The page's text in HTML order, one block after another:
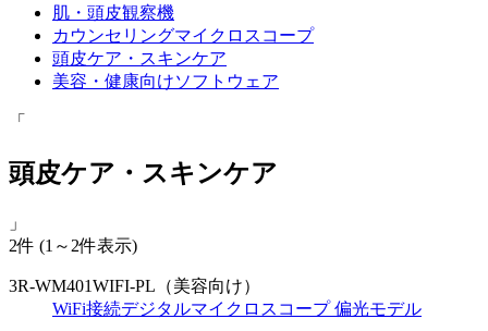
肌・頭皮観察機
カウンセリングマイクロスコープ
頭皮ケア・スキンケア
美容・健康向けソフトウェア
「
頭皮ケア・スキンケア
」
2件 (1～2件表示)
3R-WM401WIFI-PL（美容向け）
WiFi接続デジタルマイクロスコープ 偏光モデル